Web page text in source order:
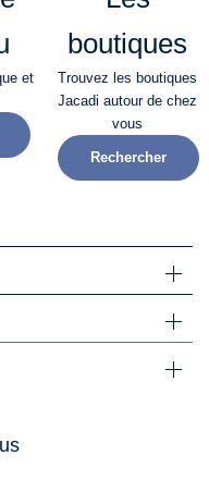
et
boutiques
Trouvez les boutiques
Jacadi autour de chez
vous
Rechercher